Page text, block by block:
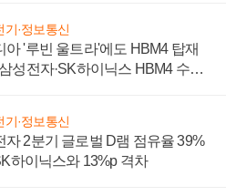
기·정보통신
아 '루빈 울트라'에도 HBM4 탑재
성전자·SK하이닉스 HBM4 수율
기·정보통신
자 2분기 글로벌 D램 점유율 39%
하이닉스와 13%p 격차